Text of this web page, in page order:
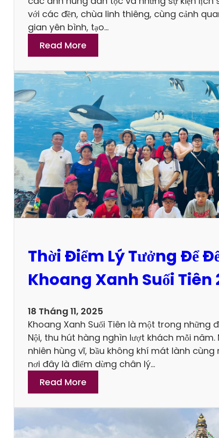
với các đền, chùa linh thiêng, cùng cảnh
gian yên bình, tạo…
Read More
B
í
Q
y
ế
t
Đ
ặ
t
T
o
u
u
ị
h
C
ô
n
S
ơ
Thời Điểm Lý Tưởng Để
Khoang Xanh Suối Tiên
18 Tháng 11, 2025
Khoang Xanh Suối Tiên là một trong những
Nội, thu hút hàng nghìn lượt khách mỗi năm.
nhiên hùng vĩ, bầu không khí mát lành cùng
nơi đây là điểm dừng chân lý…
Read More
T
h